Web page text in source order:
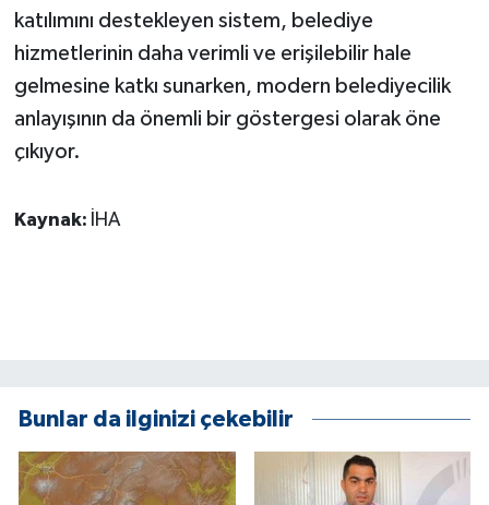
katılımını destekleyen sistem, belediye
hizmetlerinin daha verimli ve erişilebilir hale
gelmesine katkı sunarken, modern belediyecilik
anlayışının da önemli bir göstergesi olarak öne
çıkıyor.
Kaynak: İHA
Bunlar da ilginizi çekebilir
YEREL